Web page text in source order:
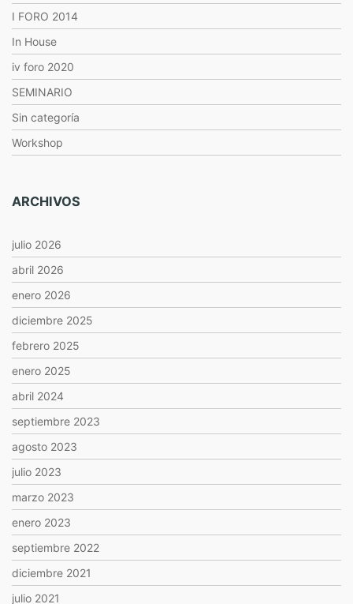
I FORO 2014
In House
iv foro 2020
SEMINARIO
Sin categoría
Workshop
ARCHIVOS
julio 2026
abril 2026
enero 2026
diciembre 2025
febrero 2025
enero 2025
abril 2024
septiembre 2023
agosto 2023
julio 2023
marzo 2023
enero 2023
septiembre 2022
diciembre 2021
julio 2021